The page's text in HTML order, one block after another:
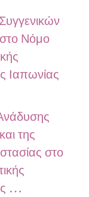
Νόμο
Ιαπωνίας
της
στο
…